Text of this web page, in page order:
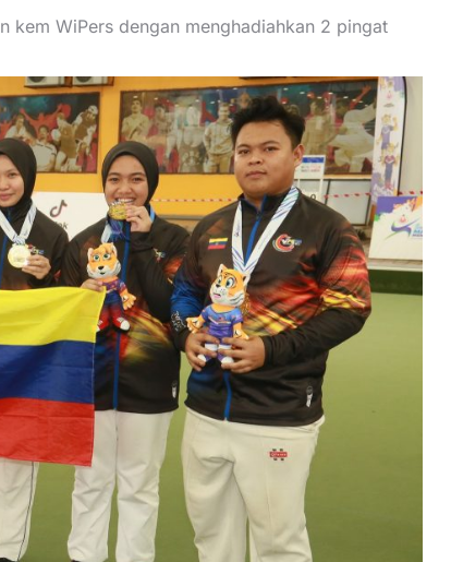
kem WiPers dengan menghadiahkan 2 pingat